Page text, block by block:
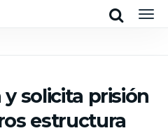
Search
y solicita prisión
estructura